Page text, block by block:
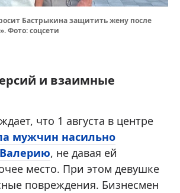
Бастрыкина защитить жену после
Фото: соцсети
и взаимные
что 1 августа в центре
мужчин насильно
, не давая ей
место. При этом девушке
повреждения. Бизнесмен